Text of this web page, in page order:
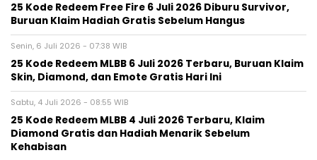
25 Kode Redeem Free Fire 6 Juli 2026 Diburu Survivor,
Buruan Klaim Hadiah Gratis Sebelum Hangus
Senin, 6 Juli 2026 - 07:38 WIB
25 Kode Redeem MLBB 6 Juli 2026 Terbaru, Buruan Klaim
Skin, Diamond, dan Emote Gratis Hari Ini
Sabtu, 4 Juli 2026 - 08:55 WIB
25 Kode Redeem MLBB 4 Juli 2026 Terbaru, Klaim
Diamond Gratis dan Hadiah Menarik Sebelum
Kehabisan